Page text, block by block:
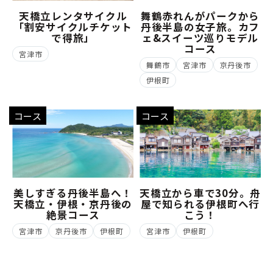
天橋立レンタサイクル
「割安サイクルチケット
で得旅」
宮津市
舞鶴赤れんがパークから
丹後半島の女子旅。カフ
ェ&スイーツ巡りモデル
コース
舞鶴市 宮津市
京丹後市
伊根町
コース
美しすぎる丹後半島へ！
天橋立・伊根・京丹後の
絶景コース
宮津市 京丹後市 伊根町
コース
天橋立から車で30分。舟
屋で知られる伊根町へ行
こう！
宮津市 伊根町